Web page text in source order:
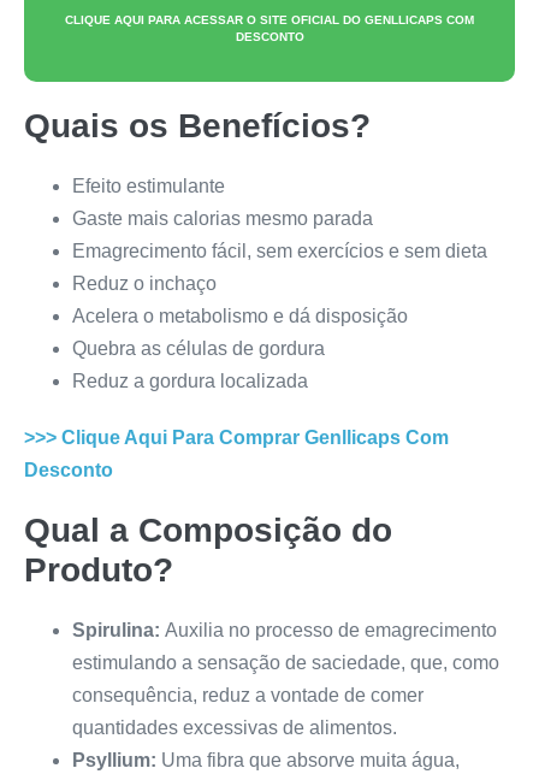
CLIQUE AQUI PARA ACESSAR O SITE OFICIAL DO GENLLICAPS COM
DESCONTO
Quais os Benefícios?
Efeito estimulante
Gaste mais calorias mesmo parada
Emagrecimento fácil, sem exercícios e sem dieta
Reduz o inchaço
Acelera o metabolismo e dá disposição
Quebra as células de gordura
Reduz a gordura localizada
>>> Clique Aqui Para Comprar Genllicaps Com
Desconto
Qual a Composição do
Produto?
Spirulina: Auxilia no processo de emagrecimento
estimulando a sensação de saciedade, que, como
consequência, reduz a vontade de comer
quantidades excessivas de alimentos.
Psyllium: Uma fibra que absorve muita água,